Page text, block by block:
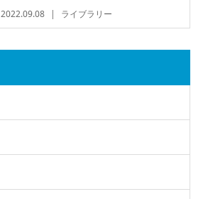
2022.09.08 ライブラリー